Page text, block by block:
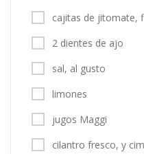
cajitas de jitomate,
2 dientes de ajo
sal, al gusto
limones
jugos Maggi
cilantro fresco, y